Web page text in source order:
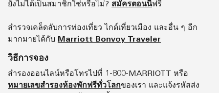
ยังไม่ได้เป็นสมาชิกใช่หรือไม่? สมัครตอนนี้ฟรี
สำรวจเคล็ดลับการท่องเที่ยว ไกด์เที่ยวเมือง และอื่น ๆ อีก
มากมายได้กับ Marriott Bonvoy Traveler
วิธีการจอง
สำรองออนไลน์หรือโทรไปที่ 1-800-MARRIOTT หรือ
หมายเลขสำรองห้องพักฟรีทั่วโลกของเรา และแจ้งรหัสส่ง